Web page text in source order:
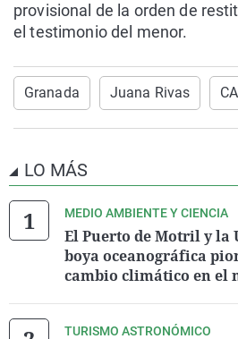
provisional de la orden de
el testimonio del menor.
Granada Juana Rivas
LO MÁS
MEDIO AMBIENTE Y CIENCIA
El Puerto de Motril y la
boya oceanográfica
cambio climático en el
TURISMO ASTRONÓMICO